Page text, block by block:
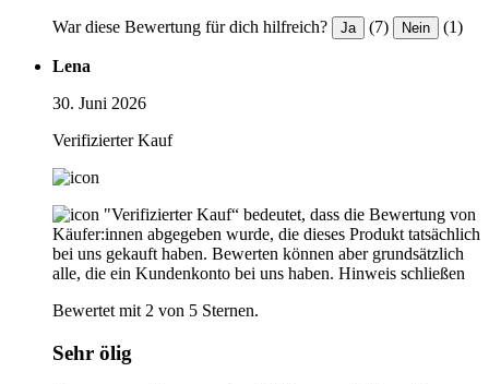
War diese Bewertung für dich hilfreich? Ja (7) Nein (1)
Lena
30. Juni 2026
Verifizierter Kauf
"Verifizierter Kauf“ bedeutet, dass die Bewertung von
Käufer:innen abgegeben wurde, die dieses Produkt tatsächlich
bei uns gekauft haben. Bewerten können aber grundsätzlich
alle, die ein Kundenkonto bei uns haben. Hinweis schließen
Bewertet mit 2 von 5 Sternen.
Sehr ölig